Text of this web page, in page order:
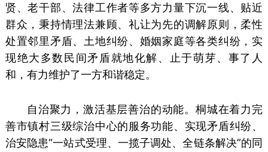
贤、老干部、法律工作者等多方力量下沉一线、贴近
群众，秉持情理法兼顾、礼让为先的调解原则，柔性
处置邻里矛盾、土地纠纷、婚姻家庭等各类纠纷，实
现绝大多数民间矛盾就地化解、止于萌芽、事了人
和，有力维护了一方和谐稳定。
自治聚力，激活基层善治的动能。桐城在着力完
善市镇村三级综治中心的服务功能、实现矛盾纠纷、
治安隐患“一站式受理、一揽子调处、全链条解决”的同